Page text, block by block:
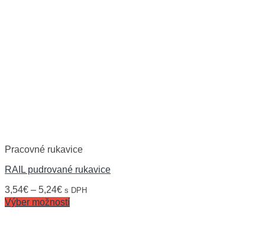
Pracovné rukavice
RAIL pudrované rukavice
3,54€ – 5,24€ s DPH
Výber možností